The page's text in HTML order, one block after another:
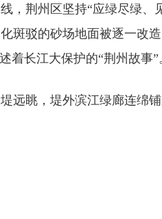
，荆州区坚持“应绿尽绿、
斑驳的砂场地面被逐一改
着长江大保护的“荆州故事”
远眺，堤外滨江绿廊连绵